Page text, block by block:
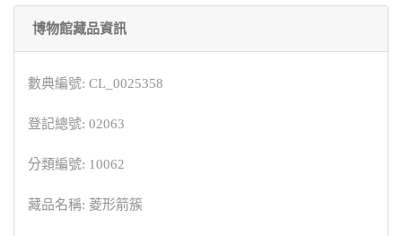
博物館藏品資訊
數典編號: CL_0025358
登記總號: 02063
分類編號: 10062
藏品名稱: 菱形箭簇